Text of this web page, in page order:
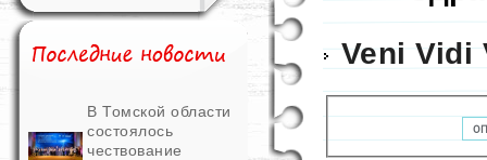
В Томской области
состоялось
чествование
Veni Vidi